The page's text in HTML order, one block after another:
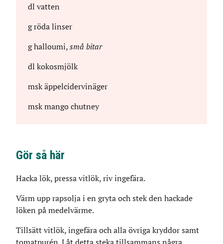
dl vatten
gröda linser
ghalloumi,små bitar
dl kokosmjölk
mskäppelcidervinäger
mskmango chutney
Gör så här
Hacka lök, pressa vitlök, riv ingefära.
Värm upp rapsolja i en gryta och stek den hackade
löken på medelvärme.
Tillsätt vitlök, ingefära och alla övriga kryddor samt